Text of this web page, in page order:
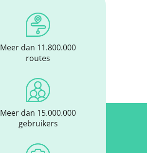
Meer dan 11.800.000
routes
Meer dan 15.000.000
gebruikers